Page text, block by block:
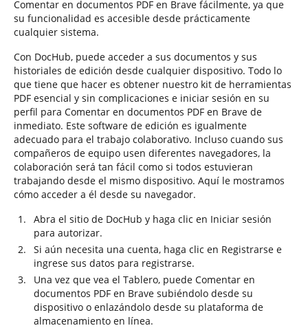
Comentar en documentos PDF en Brave fácilmente, ya que
su funcionalidad es accesible desde prácticamente
cualquier sistema.
Con DocHub, puede acceder a sus documentos y sus
historiales de edición desde cualquier dispositivo. Todo lo
que tiene que hacer es obtener nuestro kit de herramientas
PDF esencial y sin complicaciones e iniciar sesión en su
perfil para Comentar en documentos PDF en Brave de
inmediato. Este software de edición es igualmente
adecuado para el trabajo colaborativo. Incluso cuando sus
compañeros de equipo usen diferentes navegadores, la
colaboración será tan fácil como si todos estuvieran
trabajando desde el mismo dispositivo. Aquí le mostramos
cómo acceder a él desde su navegador.
Abra el sitio de DocHub y haga clic en Iniciar sesión
para autorizar.
Si aún necesita una cuenta, haga clic en Registrarse e
ingrese sus datos para registrarse.
Una vez que vea el Tablero, puede Comentar en
documentos PDF en Brave subiéndolo desde su
dispositivo o enlazándolo desde su plataforma de
almacenamiento en línea.